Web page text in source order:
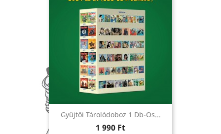
Gyűjtői Tárolódoboz 1 Db-Os...
Ár
1 990 Ft